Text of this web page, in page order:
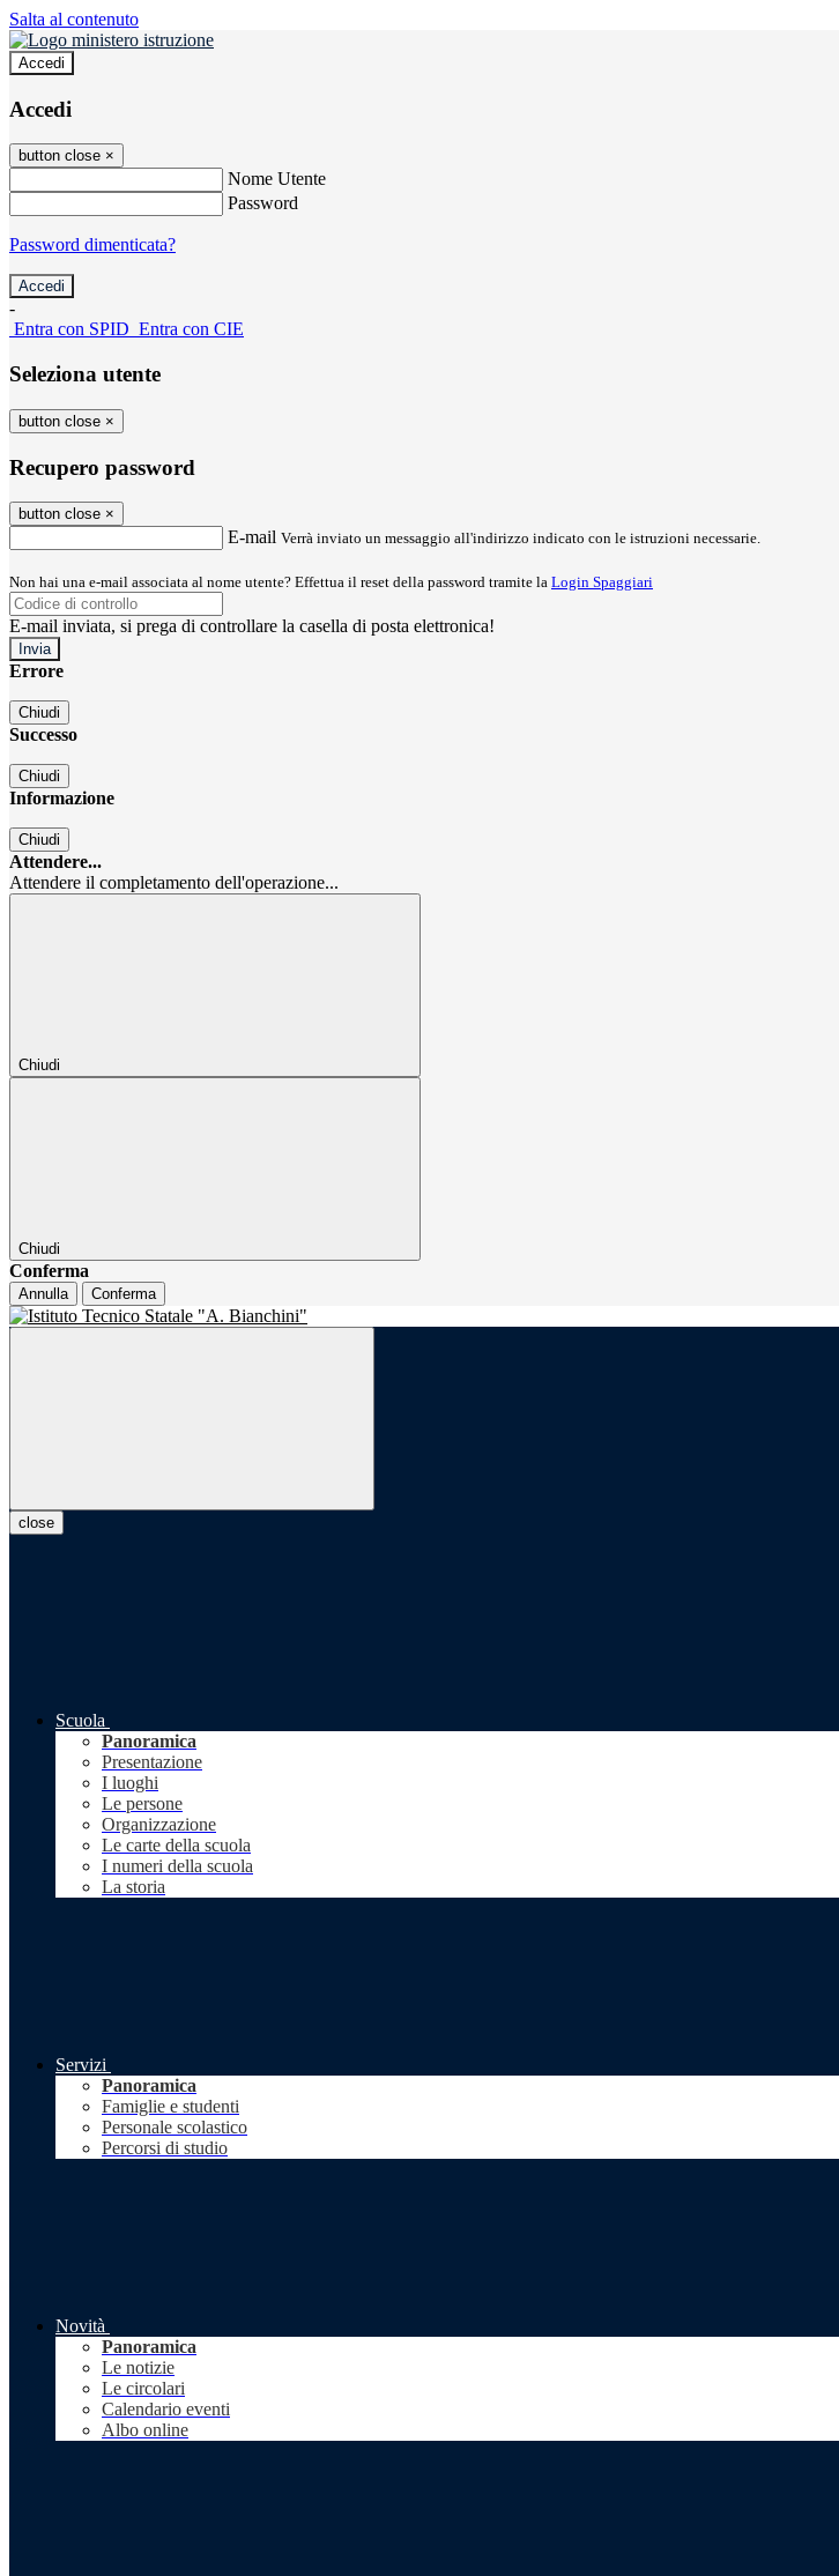
Salta al contenuto
Accedi
Accedi
button close ×
Nome Utente
Password
Password dimenticata?
-
Entra con SPID Entra con CIE
Seleziona utente
button close ×
Recupero password
button close ×
E-mail Verrà inviato un messaggio all'indirizzo indicato con le istruzioni necessarie.
Non hai una e-mail associata al nome utente? Effettua il reset della password tramite la Login Spaggiari
E-mail inviata, si prega di controllare la casella di posta elettronica!
Errore
Chiudi
Successo
Chiudi
Informazione
Chiudi
Attendere...
Attendere il completamento dell'operazione...
Chiudi
Chiudi
Conferma
Annulla Conferma
close
Scuola
Panoramica
Presentazione
I luoghi
Le persone
Organizzazione
Le carte della scuola
I numeri della scuola
La storia
Servizi
Panoramica
Famiglie e studenti
Personale scolastico
Percorsi di studio
Novità
Panoramica
Le notizie
Le circolari
Calendario eventi
Albo online